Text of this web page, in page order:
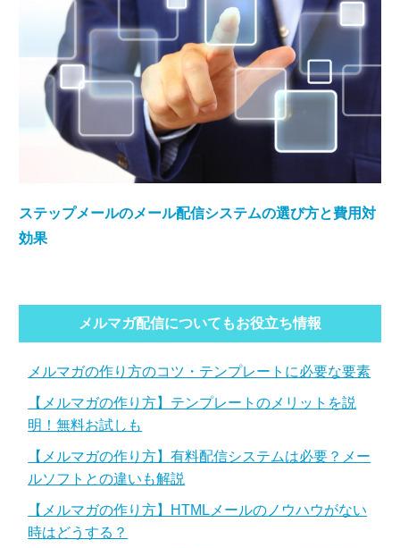
ステップメールのメール配信システムの選び方と費用対
効果
メルマガ配信についてもお役立ち情報
メルマガの作り方のコツ・テンプレートに必要な要素
【メルマガの作り方】テンプレートのメリットを説
明！無料お試しも
【メルマガの作り方】有料配信システムは必要？メー
ルソフトとの違いも解説
【メルマガの作り方】HTMLメールのノウハウがない
時はどうする？